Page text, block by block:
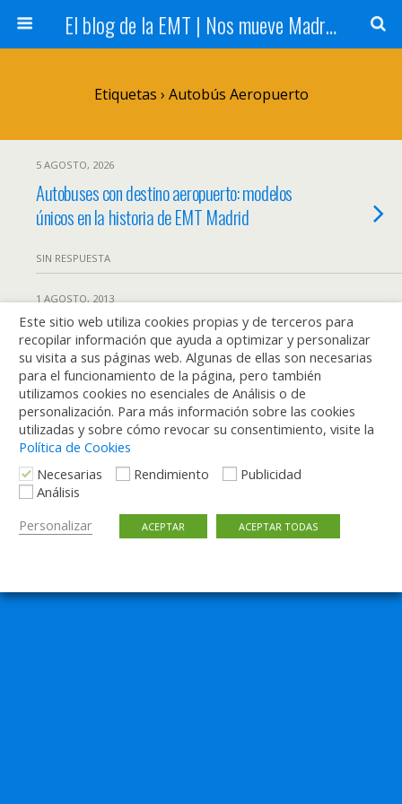
El blog de la EMT | Nos mueve Madrid
Etiquetas › Autobús Aeropuerto
5 AGOSTO, 2026
Autobuses con destino aeropuerto: modelos
únicos en la historia de EMT Madrid
SIN RESPUESTA
1 AGOSTO, 2013
¿Por qué no se puede viajar con Abono
Transportes en la Exprés del Aeropuerto?
45 RESPUESTAS
Este sitio web utiliza cookies propias y de terceros para
recopilar información que ayuda a optimizar y personalizar
su visita a sus páginas web. Algunas de ellas son necesarias
para el funcionamiento de la página, pero también
utilizamos cookies no esenciales de Análisis o de
personalización. Para más información sobre las cookies
utilizadas y sobre cómo revocar su consentimiento, visite la
Política de Cookies
Necesarias
Rendimiento
Publicidad
Análisis
Personalizar
ACEPTAR ACEPTAR TODAS